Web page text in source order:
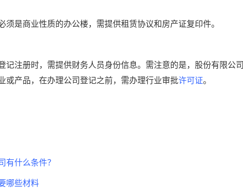
须是商业性质的办公楼，需提供租赁协议和房产证复印件。
记注册时，需提供财务人员身份信息。需注意的是，股份有限公司
或产品，在办理公司登记之前，需办理行业审批许可证。
有什么条件？
哪些材料